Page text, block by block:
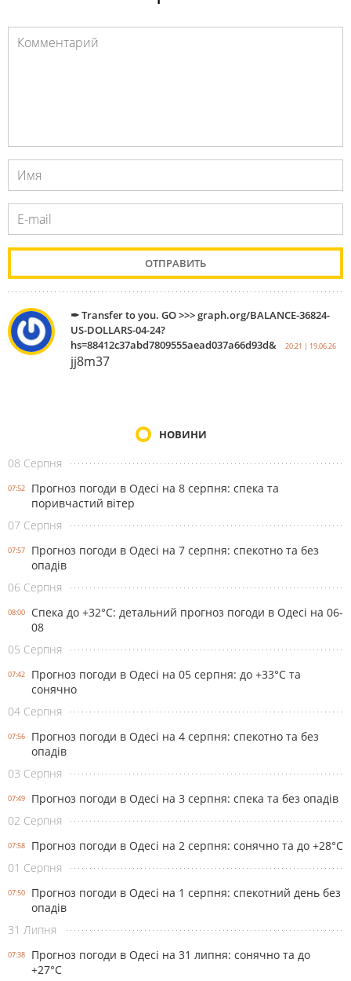
✒ Transfer to you. GO >>> graph.org/BALANCE-36824-
US-DOLLARS-04-24?
hs=88412c37abd7809555aead037a66d93d&
20:21 | 19.06.26
jj8m37
НОВИНИ
08 Серпня
07:52
Прогноз погоди в Одесі на 8 серпня: спека та
поривчастий вітер
07 Серпня
07:57
Прогноз погоди в Одесі на 7 серпня: спекотно та без
опадів
06 Серпня
08:00
Спека до +32°С: детальний прогноз погоди в Одесі на 06-
08
05 Серпня
07:42
Прогноз погоди в Одесі на 05 серпня: до +33°С та
сонячно
04 Серпня
07:56
Прогноз погоди в Одесі на 4 серпня: спекотно та без
опадів
03 Серпня
07:49
Прогноз погоди в Одесі на 3 серпня: спека та без опадів
02 Серпня
07:58
Прогноз погоди в Одесі на 2 серпня: сонячно та до +28°С
01 Серпня
07:50
Прогноз погоди в Одесі на 1 серпня: спекотний день без
опадів
31 Липня
07:38
Прогноз погоди в Одесі на 31 липня: сонячно та до
+27°С